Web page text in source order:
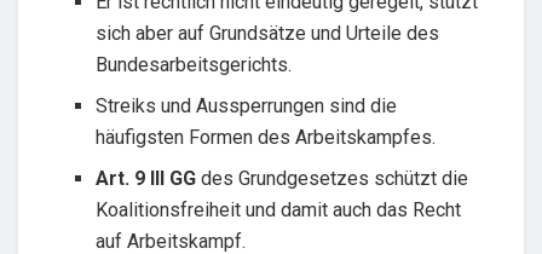
sich aber auf Grundsätze und Urteile des
Bundesarbeitsgerichts.
Streiks und Aussperrungen sind die
häufigsten Formen des Arbeitskampfes.
Art. 9 III GG des Grundgesetzes schützt die
Koalitionsfreiheit und damit auch das Recht
auf Arbeitskampf.